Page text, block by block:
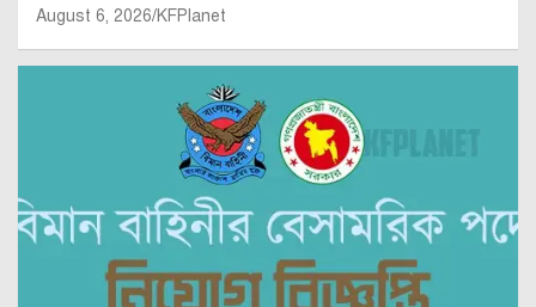
August 6, 2026 KFPlanet